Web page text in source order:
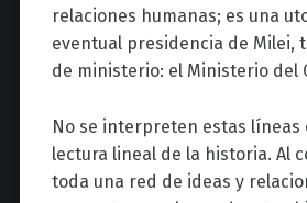
relaciones humanas; es una
eventual presidencia de Milei,
de ministerio: el Ministerio del
No se interpreten estas líneas
lectura lineal de la historia. Al
toda una red de ideas y